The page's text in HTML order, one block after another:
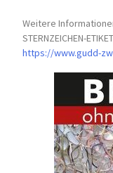
Weitere
STERNZEICHEN-
https://www.gudd-